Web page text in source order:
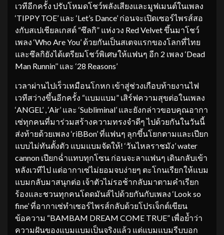
เวทีอีกครั้ง ปรับโหมดโชว์พลังเสียงและมูฟเมนต์ในเพลง
‘TIPPY TOE’ และ ‘Let’s Dance’ ก่อนจะเปิดเซอร์ไพรส์สอ
งกับสเปเชียลเกสต์ “ซึลกิ” แห่งวง Red Velvet ขึ้นมาโชว์
เพลง ‘Who Are You’ ด้วยกันเป็นสเตจแรกของโลกที่ไทย
และซึลกิยังได้เตรียมโชว์พิเศษให้แฟนๆ อีก 2 เพลง ‘Dead
Man Runnin’’ และ ‘28 Reasons’
เวลาผ่านไปเร็วเหมือนโกหก เข้าสู่ช่วงเกือบท้ายงานไฟ
เวทีสว่างขึ้นอีกครั้ง “แบมแบม” เสิร์ฟความสุขต่อในเพลง
‘ANGEL’ , ‘Air’ และ ‘Subliminal’ และยังกล่าวขอบคุณอากา
เซ่ทุกคนที่มาร่วมสร้างความทรงจำดีๆ ไปด้วยกันในวันนี้
ส่งท้ายด้วยเพลง ‘riBBon’ ที่แฟนๆ ลุกขึ้นโยกตามและเปียก
แบบไม่ทันตั้งตัว แบมแบมจัดให้! ‘วันไหลราชมัง’ water
cannon เปียกฉ่ำแทบทุกโซน ก่อนจะลาแฟนๆ เดินกลับเข้า
หลังเวทีไป แต่อากาเซ่ไม่ยอมจบง่ายๆ ตะโกนเรียกให้แบม
แบมกลับมาสนุกต่อ เจ้าตัวไม่รอช้ากลับมาตามคำเรียก
ร้องและชวนทุกคนโดดมันส์ไปด้วยกันกับเพลง ‘Look so
fine’ ที่อากาเซ่ทำเซอร์ไพรส์กลับด้วยโปรเจ็กต์เขียน
ข้อความ “BAMBAM DREAM COME TRUE” เพื่อย้ำว่า
ความฝันของแบมแบมเป็นจริงแล้ว แต่แบมแบมรีบบอก